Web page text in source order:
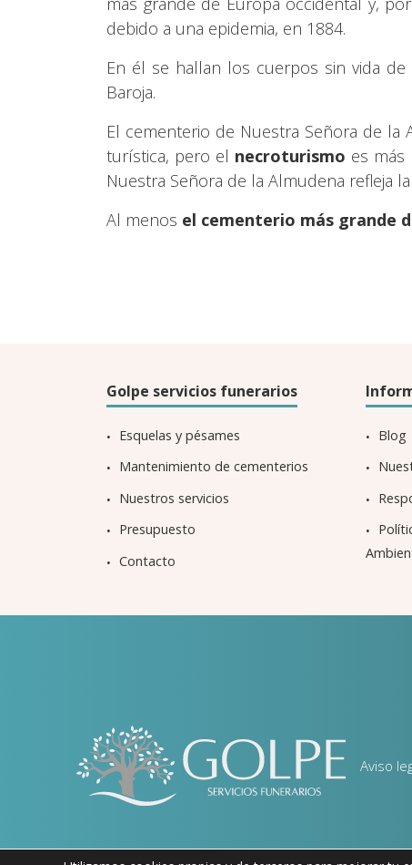
debido a una epidemia, en 1884.
En él se hallan los cuerpos sin vida de
Baroja.
El cementerio de Nuestra Señora de la
turística, pero el necroturismo es
Nuestra Señora de la Almudena refleja
Al menos el cementerio más grande
Golpe servicios funerarios
Esquelas y pésames
Mantenimiento de cementerios
Nuestros servicios
Presupuesto
Contacto
Blog
Aviso